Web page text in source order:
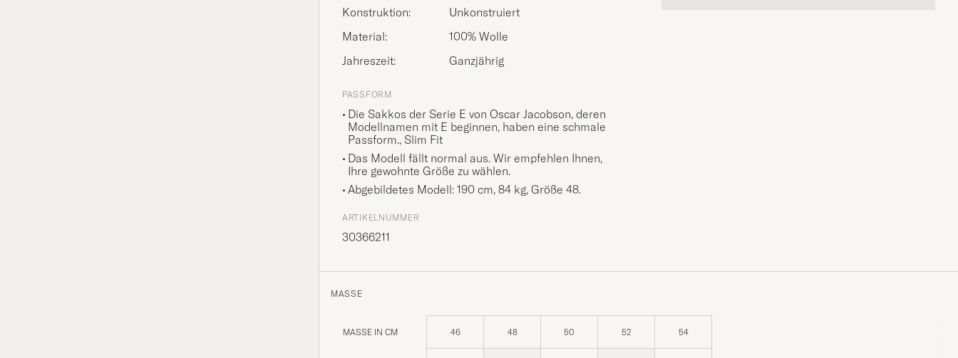
Konstruktion:
Unkonstruiert
Material:
100% Wolle
Jahreszeit:
Ganzjährig
PASSFORM
Die Sakkos der Serie E von Oscar Jacobson, deren
Modellnamen mit E beginnen, haben eine schmale
Passform., Slim Fit
Das Modell fällt normal aus. Wir empfehlen Ihnen,
Ihre gewohnte Größe zu wählen.
Abgebildetes Modell: 190 cm, 84 kg, Größe 48.
ARTIKELNUMMER
30366211
MASSE
MASSE IN CM 46 48 50 52 54